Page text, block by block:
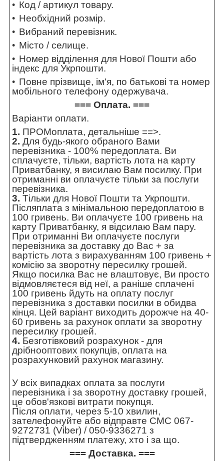
Код / артикул товару.
Необхідний розмір.
Вибраний перевізник.
Місто / селище.
Номер відділення для Нової Пошти або
індекс для Укрпошти.
Повне прізвище, ім'я, по батькові та номер
мобільного телефону одержувача.
=== Оплата. ===
Варіанти оплати.
1. ПРОМоплата, детальніше ==>.
2. Для будь-якого обраного Вами
перевізника - 100% передоплата. Ви
сплачуєте, тільки, вартість лота на карту
Приватбанку, я висилаю Вам посилку. При
отриманні ви оплачуєте тільки за послуги
перевізника.
3. Тільки для Нової Пошти та Укрпошти.
Післяплата з мінімальною передоплатою в
100 гривень. Ви оплачуєте 100 гривень на
карту Приватбанку, я відсилаю Вам пару.
При отриманні Ви оплачуєте послуги
перевізника за доставку до Вас + за
вартість лота з вирахуванням 100 гривень +
комісію за зворотну пересилку грошей.
Якщо посилка Вас не влаштовує, Ви просто
відмовляєтеся від неї, а раніше сплачені
100 гривень йдуть на оплату послуг
перевізника з доставки посилки в обидва
кінця. Цей варіант виходить дорожче на 40-
60 гривень за рахунок оплати за зворотну
пересилку грошей.
4. Безготівковий розрахунок - для
дрібнооптових покупців, оплата на
розрахунковий рахунок магазину.
У всіх випадках оплата за послуги
перевізника і за зворотну доставку грошей,
це обов'язкові витрати покупця.
Після оплати, через 5-10 хвилин,
зателефонуйте або відправте СМС 067-
9272731 (Viber) / 050-9336271 з
підтвердженням платежу, хто і за що.
=== Доставка. ===